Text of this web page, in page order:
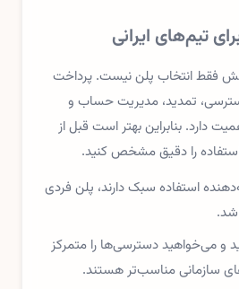
تیم‌های ایرانی
فقط انتخاب پلن نیست. پرداخت
تمدید، مدیریت حساب و
دارد. بنابراین بهتر است قبل از
را دقیق مشخص کنید.
استفاده سبک دارند، پلن فردی
و می‌خواهید دسترسی‌ها را متمرکز
سازمانی مناسب‌تر هستند.